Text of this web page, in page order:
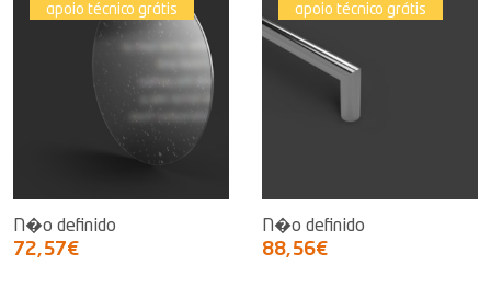
apoio técnico grátis
N�o definido
72,57€
apoio técnico grátis
N�o definido
88,56€